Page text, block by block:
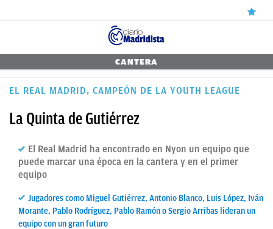
MADRID
BALONCESTO
CANTERA
FICHAJES
DIRECTO
CANTERA
EL REAL MADRID, CAMPEÓN DE LA YOUTH LEAGUE
La Quinta de Gutiérrez
El Real Madrid ha encontrado en Nyon un equipo que
puede marcar una época en la cantera y en el primer
equipo
Jugadores como Miguel Gutiérrez, Antonio Blanco, Luis López, Iván
Morante, Pablo Rodríguez, Pablo Ramón o Sergio Arribas lideran un
equipo con un gran futuro